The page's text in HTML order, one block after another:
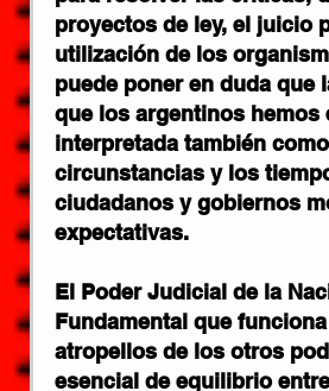
proyectos de ley, el juicio
utilización de los
puede poner en duda
que los argentinos
interpretada también
circunstancias y los
ciudadanos y gobiernos
expectativas.
El Poder Judicial de la
Fundamental que
atropellos de los otros
esencial de equilibrio